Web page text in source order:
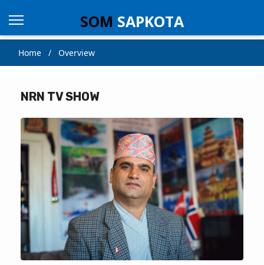
SOM SAPKOTA
Home / Overview
NRN TV SHOW